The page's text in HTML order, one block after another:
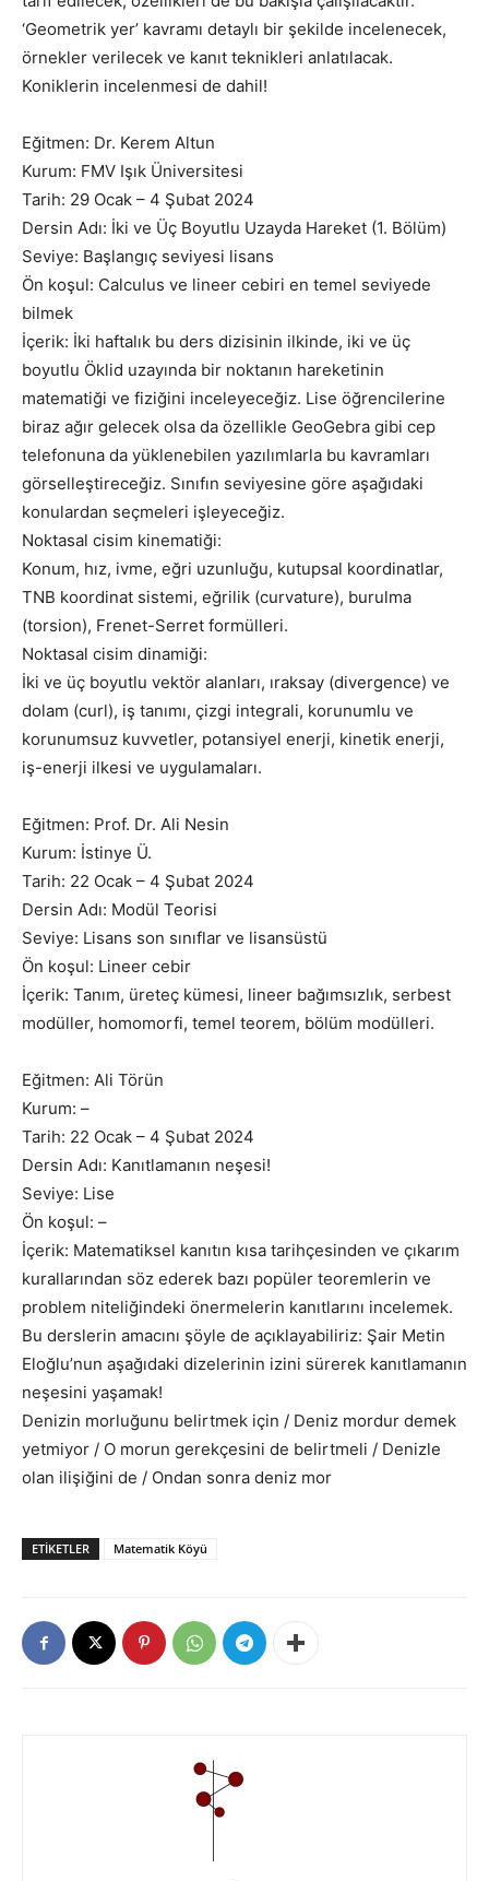
‘Geometrik yer’ kavramı detaylı bir şekilde incelenecek,
örnekler verilecek ve kanıt teknikleri anlatılacak.
Koniklerin incelenmesi de dahil!
Eğitmen: Dr. Kerem Altun
Kurum: FMV Işık Üniversitesi
Tarih: 29 Ocak – 4 Şubat 2024
Dersin Adı: İki ve Üç Boyutlu Uzayda Hareket (1. Bölüm)
Seviye: Başlangıç seviyesi lisans
Ön koşul: Calculus ve lineer cebiri en temel seviyede
bilmek
İçerik: İki haftalık bu ders dizisinin ilkinde, iki ve üç
boyutlu Öklid uzayında bir noktanın hareketinin
matematiği ve fiziğini inceleyeceğiz. Lise öğrencilerine
biraz ağır gelecek olsa da özellikle GeoGebra gibi cep
telefonuna da yüklenebilen yazılımlarla bu kavramları
görselleştireceğiz. Sınıfın seviyesine göre aşağıdaki
konulardan seçmeleri işleyeceğiz.
Noktasal cisim kinematiği:
Konum, hız, ivme, eğri uzunluğu, kutupsal koordinatlar,
TNB koordinat sistemi, eğrilik (curvature), burulma
(torsion), Frenet-Serret formülleri.
Noktasal cisim dinamiği:
İki ve üç boyutlu vektör alanları, ıraksay (divergence) ve
dolam (curl), iş tanımı, çizgi integrali, korunumlu ve
korunumsuz kuvvetler, potansiyel enerji, kinetik enerji,
iş-enerji ilkesi ve uygulamaları.
Eğitmen: Prof. Dr. Ali Nesin
Kurum: İstinye Ü.
Tarih: 22 Ocak – 4 Şubat 2024
Dersin Adı: Modül Teorisi
Seviye: Lisans son sınıflar ve lisansüstü
Ön koşul: Lineer cebir
İçerik: Tanım, üreteç kümesi, lineer bağımsızlık, serbest
modüller, homomorfi, temel teorem, bölüm modülleri.
Eğitmen: Ali Törün
Kurum: –
Tarih: 22 Ocak – 4 Şubat 2024
Dersin Adı: Kanıtlamanın neşesi!
Seviye: Lise
Ön koşul: –
İçerik: Matematiksel kanıtın kısa tarihçesinden ve çıkarım
kurallarından söz ederek bazı popüler teoremlerin ve
problem niteliğindeki önermelerin kanıtlarını incelemek.
Bu derslerin amacını şöyle de açıklayabiliriz: Şair Metin
Eloğlu’nun aşağıdaki dizelerinin izini sürerek kanıtlamanın
neşesini yaşamak!
Denizin morluğunu belirtmek için / Deniz mordur demek
yetmiyor / O morun gerekçesini de belirtmeli / Denizle
olan ilişiğini de / Ondan sonra deniz mor
ETIKETLER Matematik Köyü